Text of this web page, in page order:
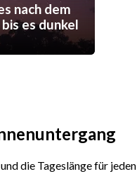
nach dem
es dunkel
die Tageslänge für jeden